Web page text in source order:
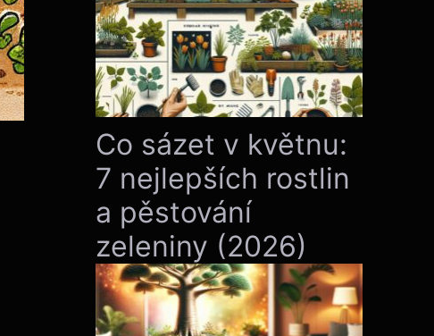
Co sázet v květnu:
7 nejlepších rostlin
a pěstování
zeleniny (2026)